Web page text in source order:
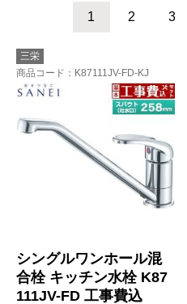
1 2 3
三栄
商品コード ：K87111JV-FD-KJ
シングルワンホール混
合栓 キッチン水栓 K87
111JV-FD 工事費込